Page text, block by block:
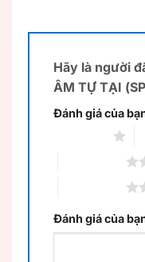
Hãy là người
ÂM TỰ TẠI
Đánh giá của
Đánh giá của